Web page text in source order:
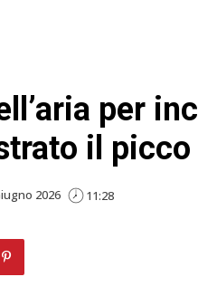
per
il picco
2026 11:28